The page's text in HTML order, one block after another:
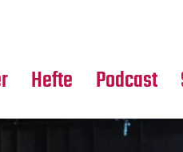
Hefte Podcast